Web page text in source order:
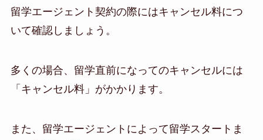
留学エージェント契約の際にはキャンセル料につ
いて確認しましょう。
多くの場合、留学直前になってのキャンセルには
「キャンセル料」がかかります。
また、留学エージェントによって留学スタートま